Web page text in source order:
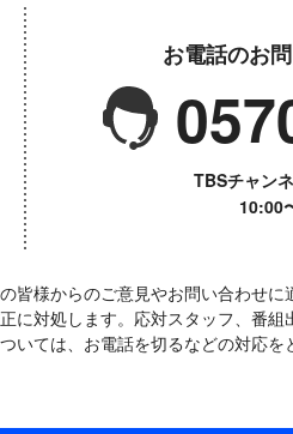
お電話のお
TBSチャン
10:00
皆様からのご意見やお問い合わせに
に対処します。応対スタッフ、番
いては、お電話を切るなどの対応を